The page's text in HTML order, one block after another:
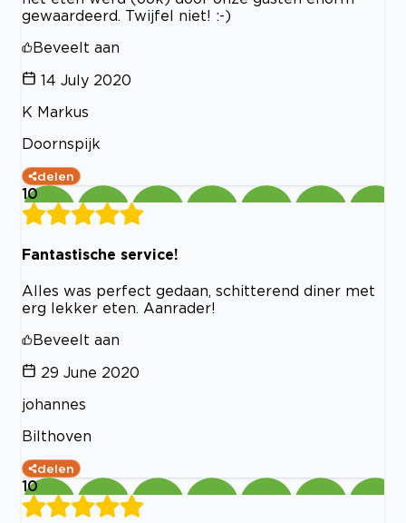
gewaardeerd. Twijfel niet! :-)
Beveelt aan
14 July 2020
K Markus
Doornspijk
delen
10
Fantastische service!
Alles was perfect gedaan, schitterend diner met
erg lekker eten. Aanrader!
Beveelt aan
29 June 2020
johannes
Bilthoven
delen
10